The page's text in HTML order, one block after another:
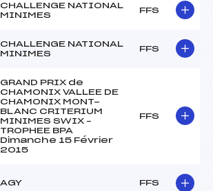
CHALLENGE NATIONAL
MINIMES
FFS
CHALLENGE NATIONAL
MINIMES
FFS
GRAND PRIX de
CHAMONIX VALLEE DE
CHAMONIX MONT-
BLANC CRITERIUM
MINIMES SWIX –
TROPHEE BPA
Dimanche 15 Février
2015
FFS
AGY FFS